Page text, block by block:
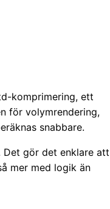
komprimering, ett
för volymrendering,
snabbare.
Det gör det enklare att
mer med logik än